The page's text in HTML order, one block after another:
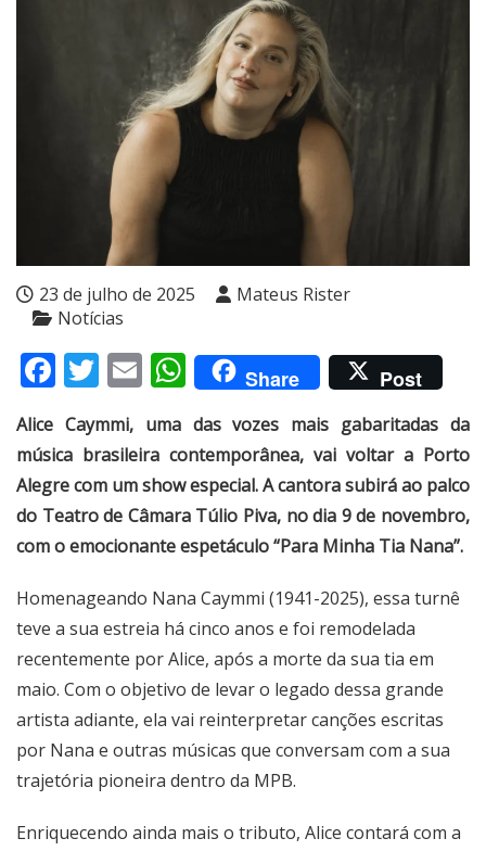
23 de julho de 2025
Mateus Rister
Notícias
Facebook
Twitter
EmailWhatsApp
Share Post
Alice Caymmi, uma das vozes mais gabaritadas da
música brasileira contemporânea, vai voltar a Porto
Alegre com um show especial. A cantora subirá ao palco
do Teatro de Câmara Túlio Piva, no dia 9 de novembro,
com o emocionante espetáculo “Para Minha Tia Nana”.
Homenageando Nana Caymmi (1941-2025), essa turnê
teve a sua estreia há cinco anos e foi remodelada
recentemente por Alice, após a morte da sua tia em
maio. Com o objetivo de levar o legado dessa grande
artista adiante, ela vai reinterpretar canções escritas
por Nana e outras músicas que conversam com a sua
trajetória pioneira dentro da MPB.
Enriquecendo ainda mais o tributo, Alice contará com a